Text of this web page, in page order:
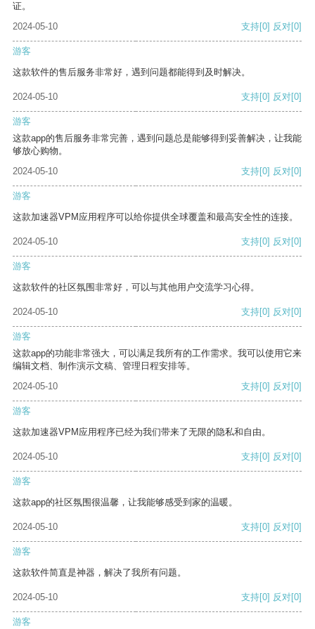
证。
2024-05-10
支持[0] 反对[0]
游客
这款软件的售后服务非常好，遇到问题都能得到及时解决。
2024-05-10 支持[0] 反对[0]
游客
这款app的售后服务非常完善，遇到问题总是能够得到妥善解决，让我能
够放心购物。
2024-05-10
支持[0] 反对[0]
游客
这款加速器VPM应用程序可以给你提供全球覆盖和最高安全性的连接。
2024-05-10 支持[0] 反对[0]
游客
这款软件的社区氛围非常好，可以与其他用户交流学习心得。
2024-05-10 支持[0] 反对[0]
游客
这款app的功能非常强大，可以满足我所有的工作需求。我可以使用它来
编辑文档、制作演示文稿、管理日程安排等。
2024-05-10
支持[0] 反对[0]
游客
这款加速器VPM应用程序已经为我们带来了无限的隐私和自由。
2024-05-10 支持[0] 反对[0]
游客
这款app的社区氛围很温馨，让我能够感受到家的温暖。
2024-05-10 支持[0] 反对[0]
游客
这款软件简直是神器，解决了我所有问题。
2024-05-10 支持[0] 反对[0]
游客